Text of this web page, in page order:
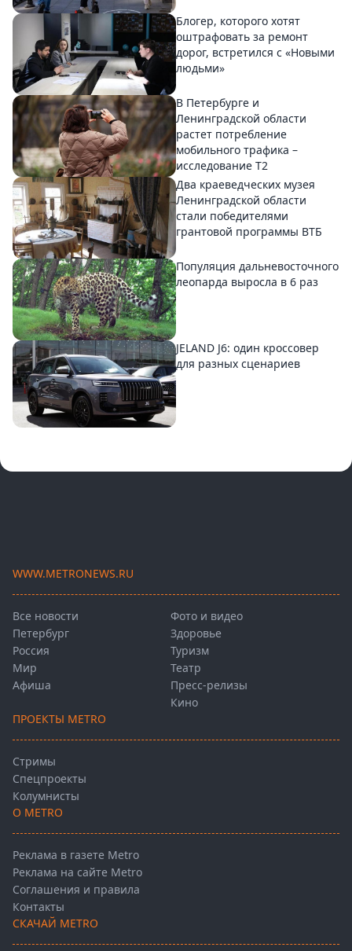
Блогер, которого хотят
оштрафовать за ремонт
дорог, встретился с «Новыми
людьми»
В Петербурге и
Ленинградской области
растет потребление
мобильного трафика –
исследование T2
Два краеведческих музея
Ленинградской области
стали победителями
грантовой программы ВТБ
Популяция дальневосточного
леопарда выросла в 6 раз
JELAND J6: один кроссовер
для разных сценариев
WWW.METRONEWS.RU
Все новости
Петербург
Россия
Мир
Афиша
Фото и видео
Здоровье
Туризм
Театр
Пресс-релизы
Кино
ПРОЕКТЫ METRO
Стримы
Спецпроекты
Колумнисты
О METRO
Реклама в газете Metro
Реклама на сайте Metro
Соглашения и правила
Контакты
СКАЧАЙ METRO